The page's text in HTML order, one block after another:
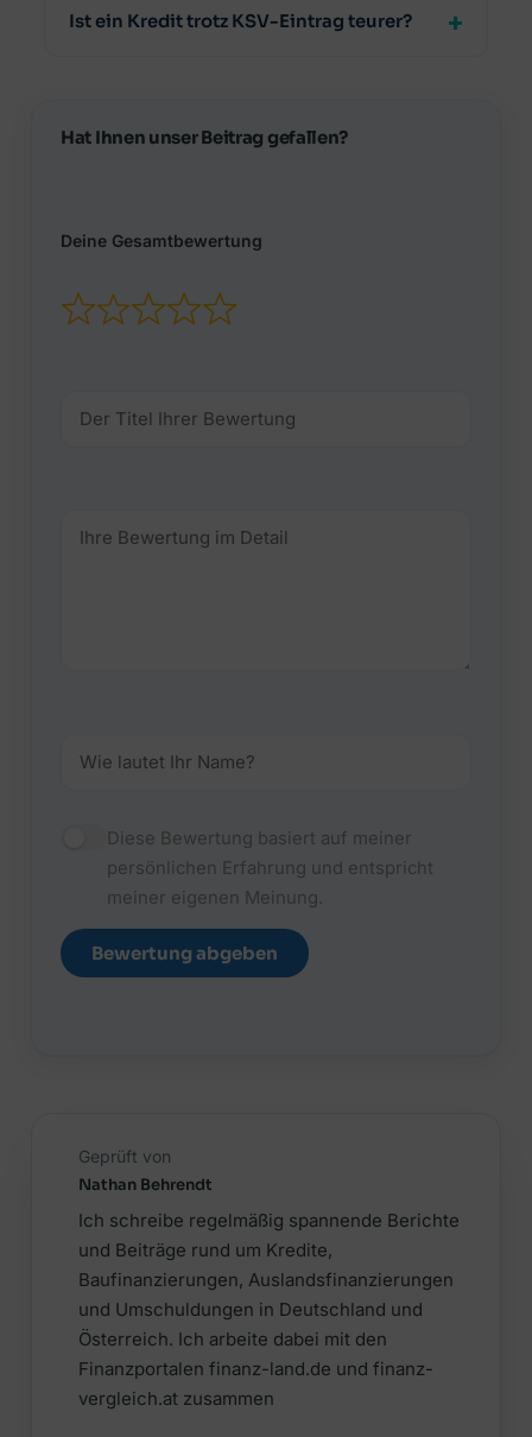
Ist ein Kredit trotz KSV-Eintrag teurer?
Hat Ihnen unser Beitrag gefallen?
Deine Gesamtbewertung
Diese Bewertung basiert auf meiner
persönlichen Erfahrung und entspricht
meiner eigenen Meinung.
Bewertung abgeben
Geprüft von
Nathan Behrendt
Ich schreibe regelmäßig spannende Berichte
und Beiträge rund um Kredite,
Baufinanzierungen, Auslandsfinanzierungen
und Umschuldungen in Deutschland und
Österreich. Ich arbeite dabei mit den
Finanzportalen finanz-land.de und finanz-
vergleich.at zusammen